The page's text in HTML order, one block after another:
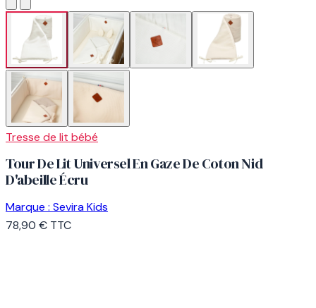
Tresse de lit bébé
Tour De Lit Universel En Gaze De Coton Nid
D'abeille Écru
Marque : Sevira Kids
78,90 € TTC